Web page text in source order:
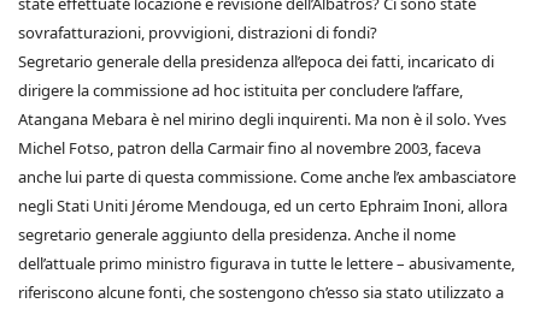
sovrafatturazioni, provvigioni, distrazioni di fondi?
Segretario generale della presidenza all’epoca dei fatti, incaricato di
dirigere la commissione ad hoc istituita per concludere l’affare,
Atangana Mebara è nel mirino degli inquirenti. Ma non è il solo. Yves
Michel Fotso, patron della Carmair fino al novembre 2003, faceva
anche lui parte di questa commissione. Come anche l’ex ambasciatore
negli Stati Uniti Jérome Mendouga, ed un certo Ephraim Inoni, allora
segretario generale aggiunto della presidenza. Anche il nome
dell’attuale primo ministro figurava in tutte le lettere – abusivamente,
riferiscono alcune fonti, che sostengono ch’esso sia stato utilizzato a